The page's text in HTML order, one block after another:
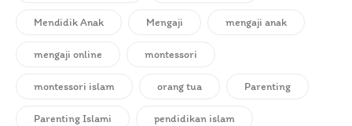
Mendidik Anak Mengaji mengaji anak
mengaji online montessori
montessori islam orang tua Parenting
Parenting Islami pendidikan islam